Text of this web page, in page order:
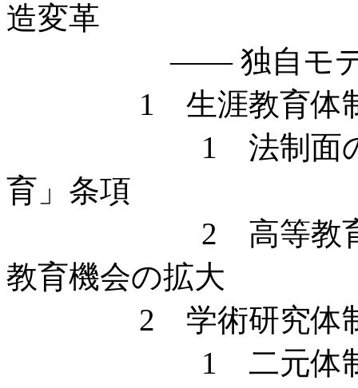
造変革
—— 独自モデル
1 生涯教育体制
1 法制面の整備
育」条項
2 高等教育シス
教育機会の拡大
2 学術研究体制
1 二元体制の大